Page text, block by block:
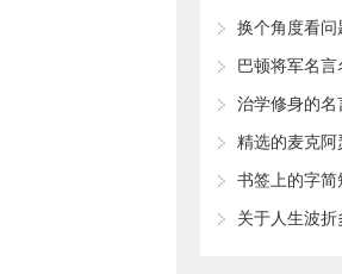
95句)
换个角度看问
巴顿将军名
句)
治学修身的名
精选的麦克
(精选25句)
书签上的字简
关于人生波折